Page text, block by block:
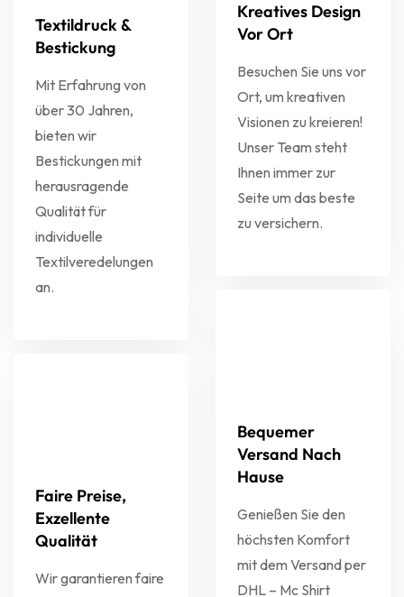
Textildruck &
Bestickung
Mit Erfahrung von
über 30 Jahren,
bieten wir
Bestickungen mit
herausragende
Qualität für
individuelle
Textilveredelungen
an.
Faire Preise,
Exzellente
Qualität
Wir garantieren faire
Kreatives Design
Vor Ort
Besuchen Sie uns vor
Ort, um kreativen
Visionen zu kreieren!
Unser Team steht
Ihnen immer zur
Seite um das beste
zu versichern.
Bequemer
Versand Nach
Hause
Genießen Sie den
höchsten Komfort
mit dem Versand per
DHL – Mc Shirt